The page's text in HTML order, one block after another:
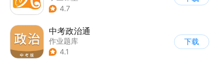
4.7
中考政治通
作业题库
4.1
下载